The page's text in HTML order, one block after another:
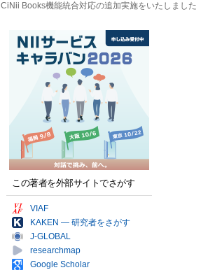
CiNii Books機能統合対応の追加実施をいたしました
この著者を外部サイトでさがす
VIAF
KAKEN — 研究者をさがす
J-GLOBAL
researchmap
Google Scholar